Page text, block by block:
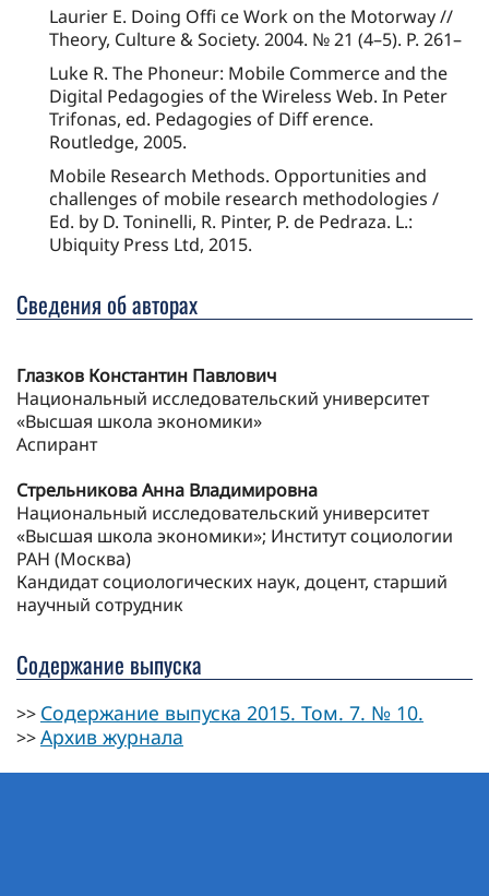
Laurier E. Doing Offi ce Work on the Motorway //
Theory, Culture & Society. 2004. № 21 (4–5). P. 261–
Luke R. The Phoneur: Mobile Commerce and the
Digital Pedagogies of the Wireless Web. In Peter
Trifonas, ed. Pedagogies of Diff erence.
Routledge, 2005.
Mobile Research Methods. Opportunities and
challenges of mobile research methodologies /
Ed. by D. Toninelli, R. Pinter, P. de Pedraza. L.:
Ubiquity Press Ltd, 2015.
Сведения об авторах
Глазков Константин Павлович
Национальный исследовательский университет
«Высшая школа экономики»
Аспирант
Стрельникова Анна Владимировна
Национальный исследовательский университет
«Высшая школа экономики»; Институт социологии
РАН (Москва)
Кандидат социологических наук, доцент, старший
научный сотрудник
Содержание выпуска
>> Содержание выпуска 2015. Том. 7. № 10.
>>Архив журнала